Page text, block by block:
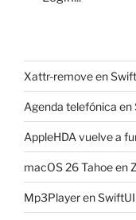
Xattr-remove en
Agenda telefónica en
AppleHDA vuelve a
macOS 26 Tahoe en
Mp3Player en SwiftUI